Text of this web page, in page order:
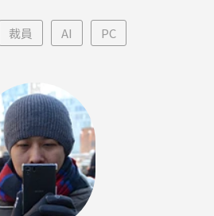
裁員 AI PC